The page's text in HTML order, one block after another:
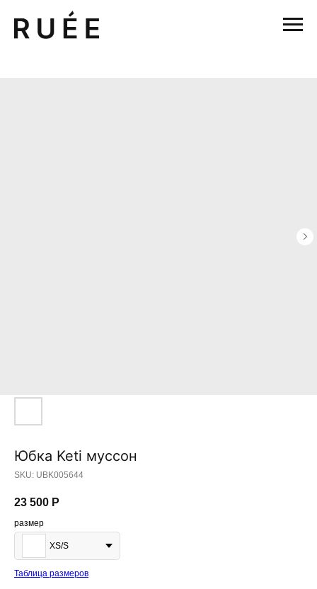
Юбка Keti муссон
SKU: UBK005644
23 500 Р
размер
XS/S
Таблица размеров